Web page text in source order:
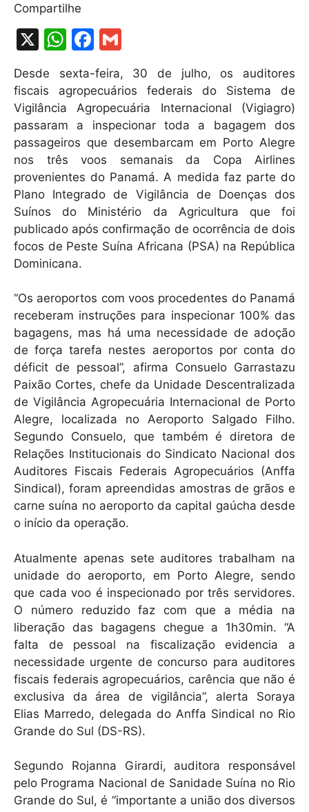
Compartilhe
X
W
at
s
A
p
p
F
a
c
e
b
o
o
k
m
ai
l
Desde sexta-feira, 30 de julho, os auditores
fiscais agropecuários federais do Sistema de
Vigilância Agropecuária Internacional (Vigiagro)
passaram a inspecionar toda a bagagem dos
passageiros que desembarcam em Porto Alegre
nos três voos semanais da Copa Airlines
provenientes do Panamá. A medida faz parte do
Plano Integrado de Vigilância de Doenças dos
Suínos do Ministério da Agricultura que foi
publicado após confirmação de ocorrência de dois
focos de Peste Suína Africana (PSA) na República
Dominicana.
“Os aeroportos com voos procedentes do Panamá
receberam instruções para inspecionar 100% das
bagagens, mas há uma necessidade de adoção
de força tarefa nestes aeroportos por conta do
déficit de pessoal”, afirma Consuelo Garrastazu
Paixão Cortes, chefe da Unidade Descentralizada
de Vigilância Agropecuária Internacional de Porto
Alegre, localizada no Aeroporto Salgado Filho.
Segundo Consuelo, que também é diretora de
Relações Institucionais do Sindicato Nacional dos
Auditores Fiscais Federais Agropecuários (Anffa
Sindical), foram apreendidas amostras de grãos e
carne suína no aeroporto da capital gaúcha desde
o início da operação.
Atualmente apenas sete auditores trabalham na
unidade do aeroporto, em Porto Alegre, sendo
que cada voo é inspecionado por três servidores.
O número reduzido faz com que a média na
liberação das bagagens chegue a 1h30min. “A
falta de pessoal na fiscalização evidencia a
necessidade urgente de concurso para auditores
fiscais federais agropecuários, carência que não é
exclusiva da área de vigilância”, alerta Soraya
Elias Marredo, delegada do Anffa Sindical no Rio
Grande do Sul (DS-RS).
Segundo Rojanna Girardi, auditora responsável
pelo Programa Nacional de Sanidade Suína no Rio
Grande do Sul, é “importante a união dos diversos